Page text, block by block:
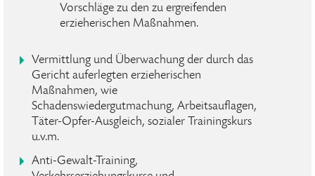
Vorschläge zu den zu ergreifenden
erzieherischen Maßnahmen.
Vermittlung und Überwachung der durch das
Gericht auferlegten erzieherischen
Maßnahmen, wie
Schadenswiedergutmachung, Arbeitsauflagen,
Täter-Opfer-Ausgleich, sozialer Trainingskurs
u.v.m.
Anti-Gewalt-Training,